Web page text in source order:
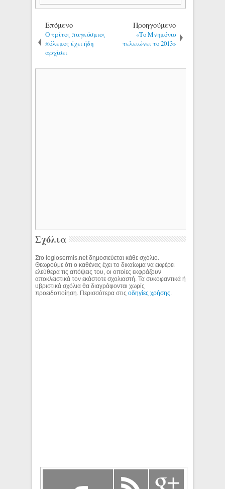
Επόμενο
Ο τρίτος παγκόσμιος
πόλεμος έχει ήδη
αρχίσει
Προηγούμενο
«Το Μνημόνιο
τελειώνει το 2013»
Σχόλια
Στο logiosermis.net δημοσιεύεται κάθε σχόλιο.
Θεωρούμε ότι ο καθένας έχει το δικαίωμα να εκφέρει
ελεύθερα τις απόψεις του, οι οποίες εκφράζουν
αποκλειστικά τον εκάστοτε σχολιαστή. Τα συκοφαντικά ή
υβριστικά σχόλια θα διαγράφονται χωρίς
προειδοποίηση. Περισσότερα στιςοδηγίες χρήσης